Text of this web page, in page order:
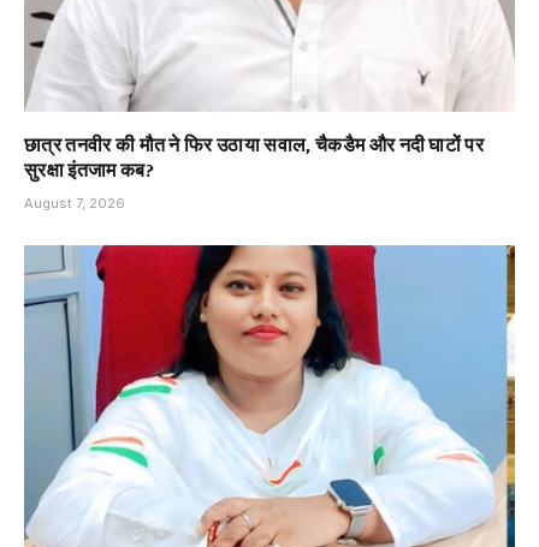
छात्र तनवीर की मौत ने फिर उठाया सवाल, चैकडैम और नदी घाटों पर
सुरक्षा इंतजाम कब?
August 7, 2026